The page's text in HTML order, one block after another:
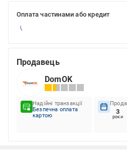
Оплата частинами або кредит
Продавець
DomOK
Надійні транзакції
Безпечна оплата
картою
3
роки